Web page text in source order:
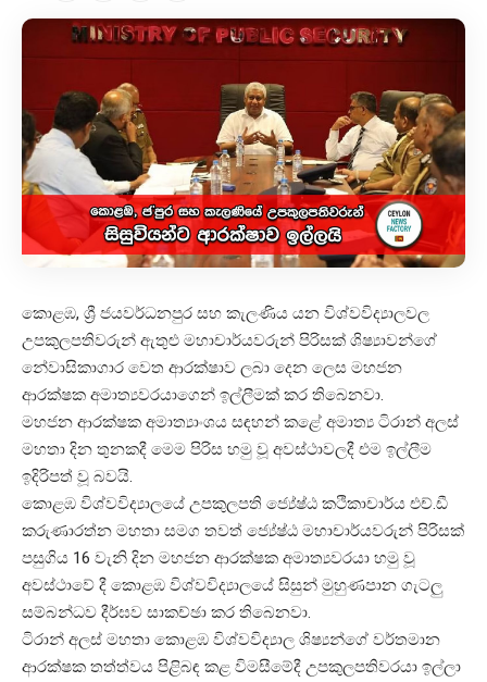
කොළඹ, ශ්‍රී ජයවර්ධනපුර සහ කැලණිය යන විශ්වවිද්‍යාලවල
උපකුලපතිවරුන් ඇතුළු මහාචාර්යවරුන් පිරිසක් ශිෂ්‍යාවන්ගේ
නේවාසිකාගාර වෙත ආරක්ෂාව ලබා දෙන ලෙස මහජන
ආරක්ෂක අමාත්‍යවරයාගෙන් ඉල්ලීමක් කර තිබෙනවා.
මහජන ආරක්ෂක අමාත්‍යාංශය සඳහන් කළේ අමාත්‍ය ටිරාන් අලස්
මහතා දින තුනකදී මෙම පිරිස හමු වූ අවස්ථාවලදී එම ඉල්ලීම
ඉදිරිපත් වූ බවයි.
කොළඹ විශ්වවිද්‍යාලයේ උපකුලපති ජ්‍යේෂ්ඨ කථිකාචාර්ය එච්.ඩී
කරුණාරත්න මහතා සමග තවත් ජ්‍යේෂ්ඨ මහාචාර්යවරුන් පිරිසක්
පසුගිය 16 වැනි දින මහජන ආරක්ෂක අමාත්‍යවරයා හමු වූ
අවස්ථාවේ දී කොළඹ විශ්වවිද්‍යාලයේ සිසුන් මුහුණපාන ගැටලු
සම්බන්ධව දීර්ඝව සාකච්ඡා කර තිබෙනවා.
ටිරාන් අලස් මහතා කොළඹ විශ්වවිද්‍යාල ශිෂ්‍යන්ගේ වර්තමාන
ආරක්ෂක තත්ත්වය පිළිබඳ කළ විමසීමේදී උපකුලපතිවරයා ඉල්ලා